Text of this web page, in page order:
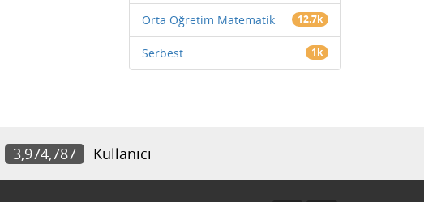
Orta Öğretim Matematik 12.7k
Serbest 1k
3,974,787 Kullanıcı